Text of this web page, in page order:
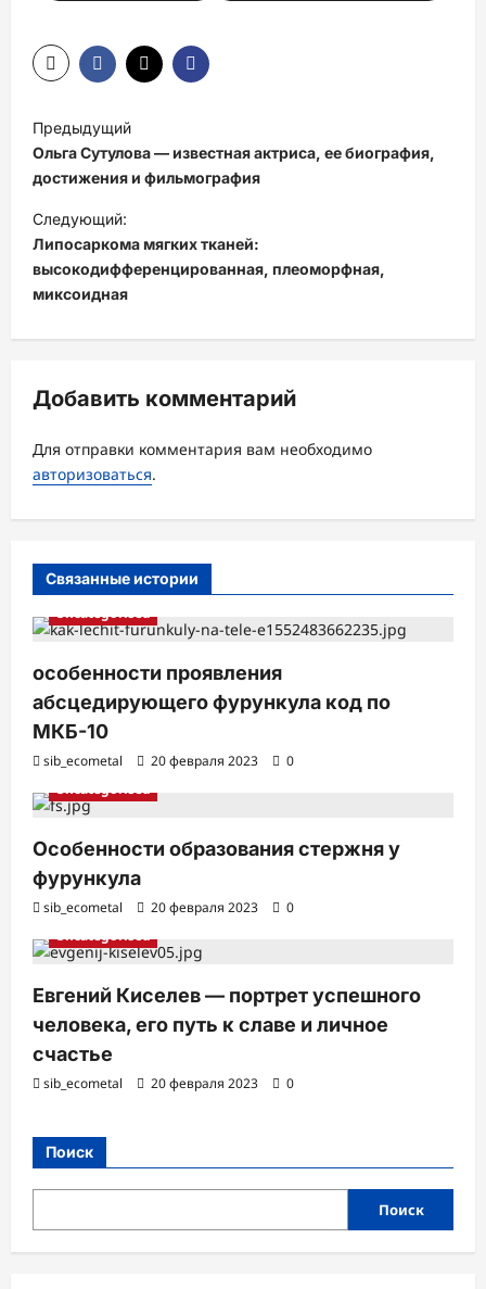
Н
а
в
и
г
а
я
з
а
п
и
Предыдущий
Ольга Сутулова — известная актриса, ее биография,
достижения и фильмография
Следующий:
Липосаркома мягких тканей:
высокодифференцированная, плеоморфная,
миксоидная
Добавить комментарий
Для отправки комментария вам необходимо
авторизоваться.
Связанные истории
Uncategorised
особенности проявления
абсцедирующего фурункула код по
МКБ-10
sib_ecometal 20 февраля 2023
0
Uncategorised
Особенности образования стержня у
фурункула
sib_ecometal 20 февраля 2023
0
Uncategorised
Евгений Киселев — портрет успешного
человека, его путь к славе и личное
счастье
sib_ecometal 20 февраля 2023 0
Поиск
Поиск